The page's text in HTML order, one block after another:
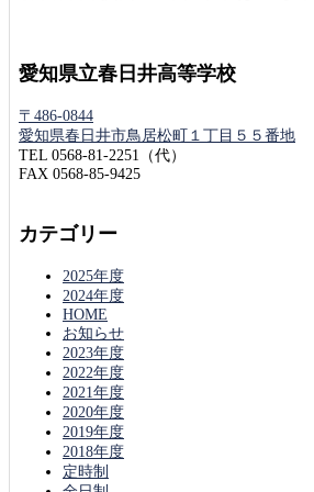
愛知県立春日井高等学校
〒486-0844
愛知県春日井市鳥居松町１丁目５５番地
TEL 0568-81-2251（代）
FAX 0568-85-9425
カテゴリー
2025年度
2024年度
HOME
お知らせ
2023年度
2022年度
2021年度
2020年度
2019年度
2018年度
定時制